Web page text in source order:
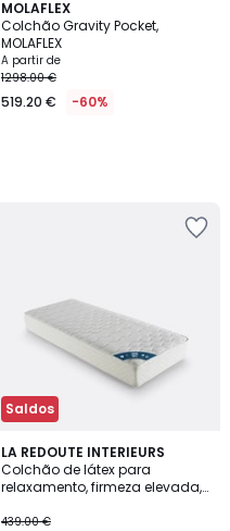
MOLAFLEX
Colchão Gravity Pocket,
MOLAFLEX
A partir de
1298.00 €
519.20 € -60%
Saldos
LA REDOUTE INTERIEURS
Colchão de látex para
relaxamento, firmeza elevada,
439.00 €
2,8
/ 5